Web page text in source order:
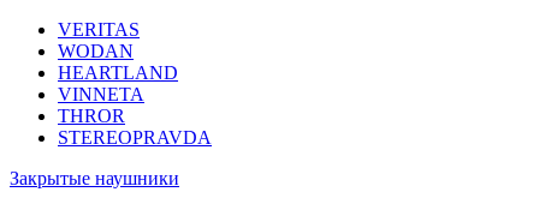
VERITAS
WODAN
HEARTLAND
VINNETA
THROR
STEREOPRAVDA
Закрытые наушники